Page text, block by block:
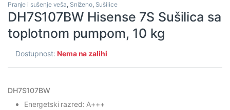
Pranje i sušenje veša, Sniženo, Sušilice
DH7S107BW Hisense 7S Sušilica sa
toplotnom pumpom, 10 kg
Dostupnost:Nema na zalihi
DH7S107BW
Energetski razred: A+++